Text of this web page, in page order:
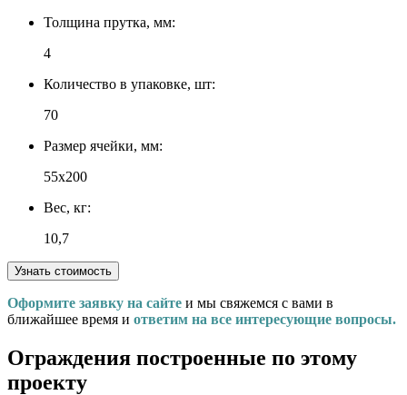
Толщина прутка, мм:
4
Количество в упаковке, шт:
70
Размер ячейки, мм:
55х200
Вес, кг:
10,7
Узнать стоимость
Оформите заявку на сайте и мы свяжемся с вами в
ближайшее время и ответим на все интересующие вопросы.
Ограждения построенные по этому
проекту